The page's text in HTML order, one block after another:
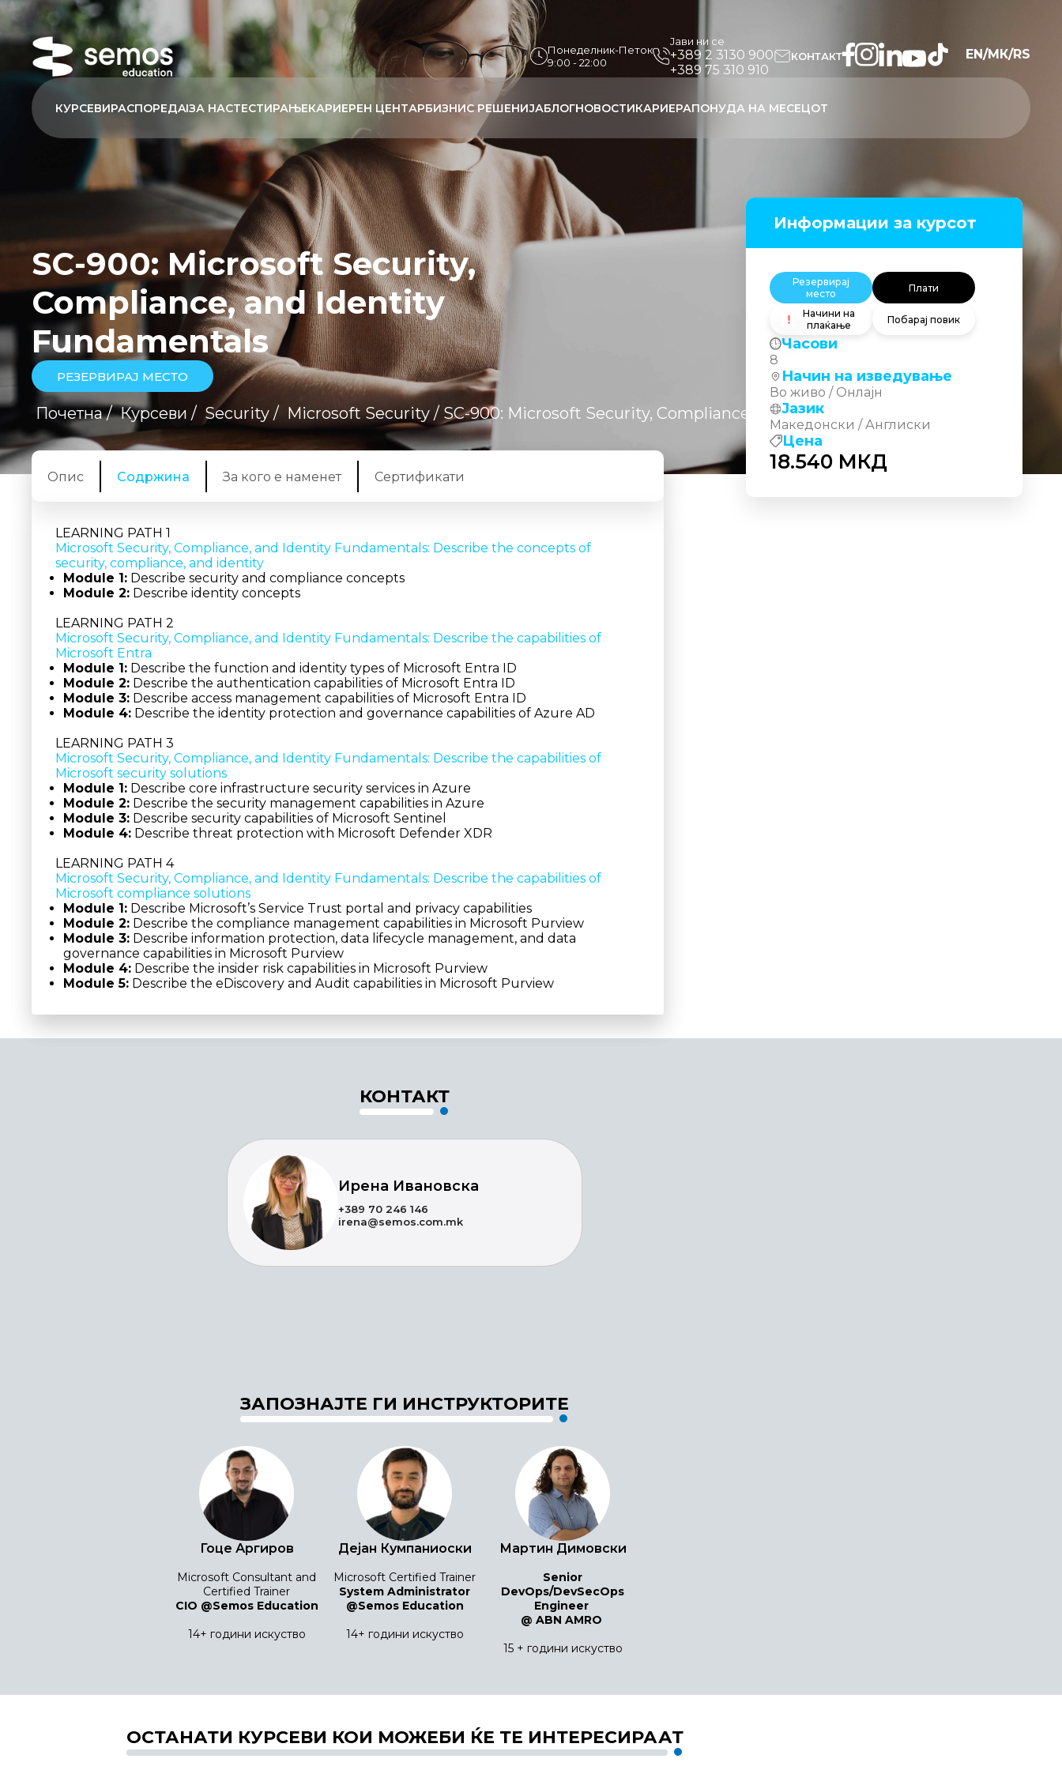
Понеделник-Петок
9:00 - 22:00
Јави ни се
+389 2 3130 900
+389 75 310 910
КОНТАКТ EN/МК/RS
КУРСЕВИРАСПОРЕДAIЗА НАСТЕСТИРАЊЕКАРИЕРЕН ЦЕНТАРБИЗНИС РЕШЕНИЈАБЛОГНОВОСТИКАРИЕРАПОНУДА НА МЕСЕЦОТ
SC-900: Microsoft Security,
Compliance, and Identity
Fundamentals
РЕЗЕРВИРАЈ МЕСТО
Почетна / Курсеви / Security / Microsoft Security / SC-900: Microsoft Security, Compliance, and Identity Fundamentals
Опис Содржина За кого е наменет Сертификати
LEARNING PATH 1
Microsoft Security, Compliance, and Identity Fundamentals: Describe the concepts of
security, compliance, and identity
Module 1: Describe security and compliance concepts
Module 2: Describe identity concepts
LEARNING PATH 2
Microsoft Security, Compliance, and Identity Fundamentals: Describe the capabilities of
Microsoft Entra
Module 1: Describe the function and identity types of Microsoft Entra ID
Module 2: Describe the authentication capabilities of Microsoft Entra ID
Module 3: Describe access management capabilities of Microsoft Entra ID
Module 4: Describe the identity protection and governance capabilities of Azure AD
LEARNING PATH 3
Microsoft Security, Compliance, and Identity Fundamentals: Describe the capabilities of
Microsoft security solutions
Module 1: Describe core infrastructure security services in Azure
Module 2: Describe the security management capabilities in Azure
Module 3: Describe security capabilities of Microsoft Sentinel
Module 4: Describe threat protection with Microsoft Defender XDR
LEARNING PATH 4
Microsoft Security, Compliance, and Identity Fundamentals: Describe the capabilities of
Microsoft compliance solutions
Module 1: Describe Microsoft’s Service Trust portal and privacy capabilities
Module 2: Describe the compliance management capabilities in Microsoft Purview
Module 3: Describe information protection, data lifecycle management, and data
governance capabilities in Microsoft Purview
Module 4: Describe the insider risk capabilities in Microsoft Purview
Module 5: Describe the eDiscovery and Audit capabilities in Microsoft Purview
КОНТАКТ
Ирена Ивановска
+389 70 246 146
irena@semos.com.mk
ЗАПОЗНАЈТЕ ГИ ИНСТРУКТОРИТЕ
Гоце Аргиров
Microsoft Consultant and
Certified Trainer
CIO @Semos Education
14+ години искуство
Дејан Кумпаниоски
Microsoft Certified Trainer
System Administrator
@Semos Education
14+ години искуство
Мартин Димовски
Senior
DevOps/DevSecOps
Engineer
@ ABN AMRO
15 + години искуство
ОСТАНАТИ КУРСЕВИ КОИ МОЖЕБИ ЌЕ ТЕ ИНТЕРЕСИРААТ
Информации за курсот
Резервирај
место
Плати
Начини на
плаќање
Побарај повик
Часови
8
Начин на изведување
Во живо / Онлајн
Јазик
Македонски / Англиски
Цена
18.540 МКД